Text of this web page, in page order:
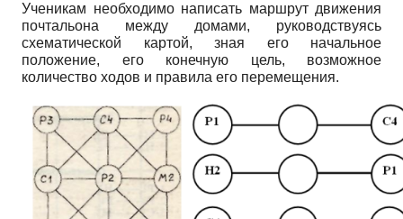
Ученикам необходимо написать маршрут движения
почтальона между домами, руководствуясь
схематической картой, зная его начальное
положение, его конечную цель, возможное
количество ходов и правила его перемещения.